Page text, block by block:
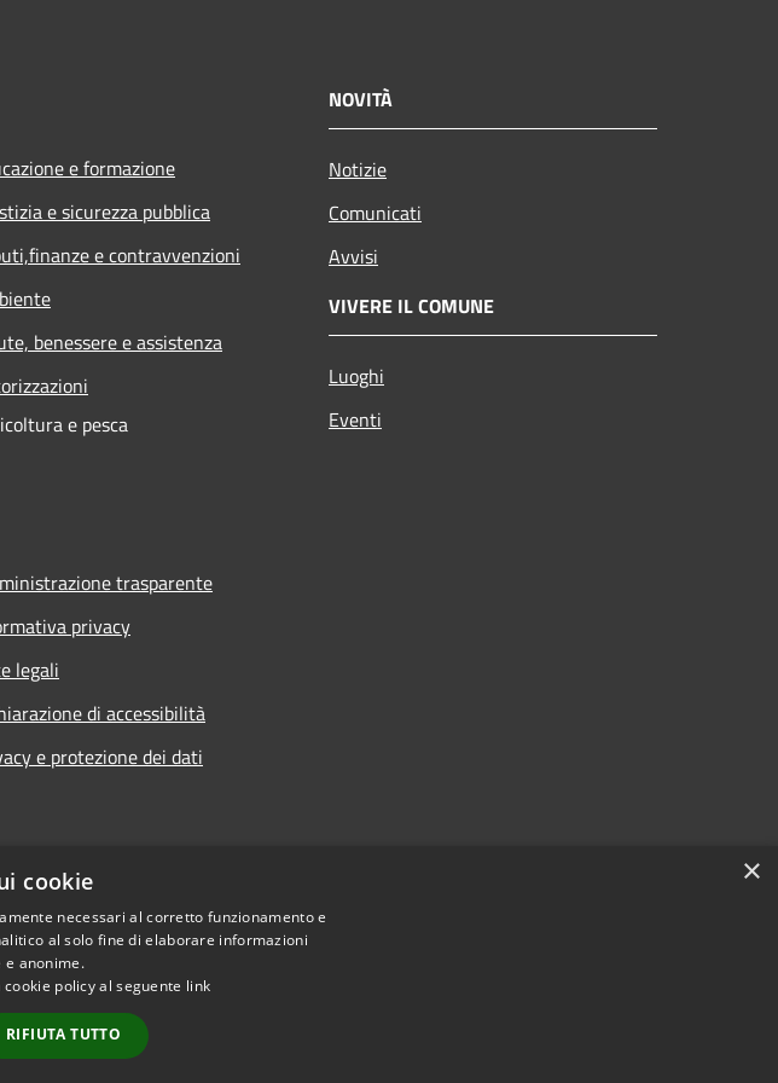
e formazione
e sicurezza pubblica
e contravvenzioni
benessere e assistenza
e pesca
NOVITÀ
Notizie
Comunicati
Avvisi
VIVERE IL COMUNE
Luoghi
Eventi
trasparente
privacy
legali
di accessibilità
e protezione dei dati
×
cookie
necessari al corretto funzionamento e
al solo fine di elaborare informazioni
e anonime.
policy al seguente link
RIFIUTA TUTTO